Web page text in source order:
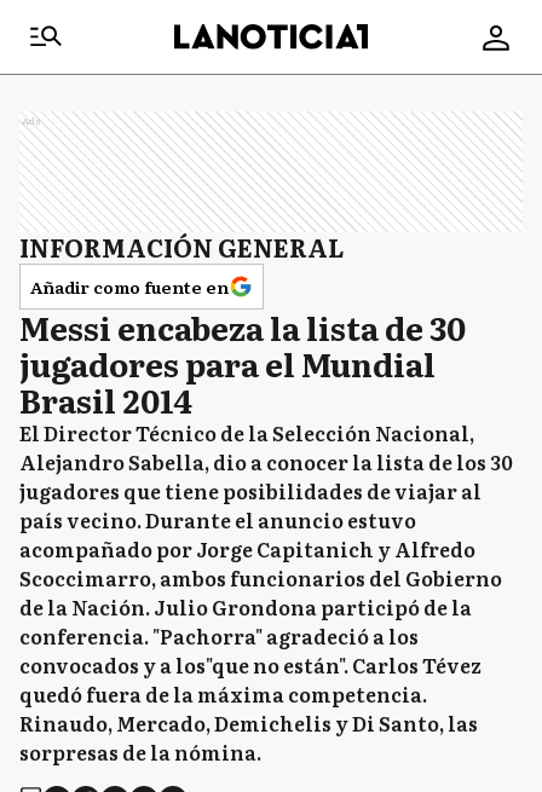
Ads
INFORMACIÓN GENERAL
Añadir como fuente en
Messi encabeza la lista de 30
jugadores para el Mundial
Brasil 2014
El Director Técnico de la Selección Nacional,
Alejandro Sabella, dio a conocer la lista de los 30
jugadores que tiene posibilidades de viajar al
país vecino. Durante el anuncio estuvo
acompañado por Jorge Capitanich y Alfredo
Scoccimarro, ambos funcionarios del Gobierno
de la Nación. Julio Grondona participó de la
conferencia. "Pachorra" agradeció a los
convocados y a los"que no están". Carlos Tévez
quedó fuera de la máxima competencia.
Rinaudo, Mercado, Demichelis y Di Santo, las
sorpresas de la nómina.